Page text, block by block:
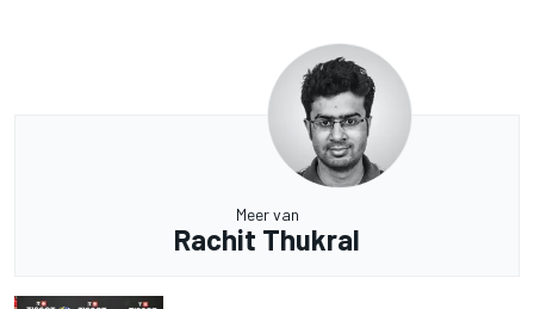
Meer van
Rachit Thukral